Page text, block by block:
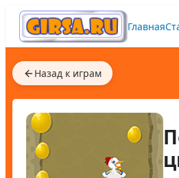
Главная
Назад к играм